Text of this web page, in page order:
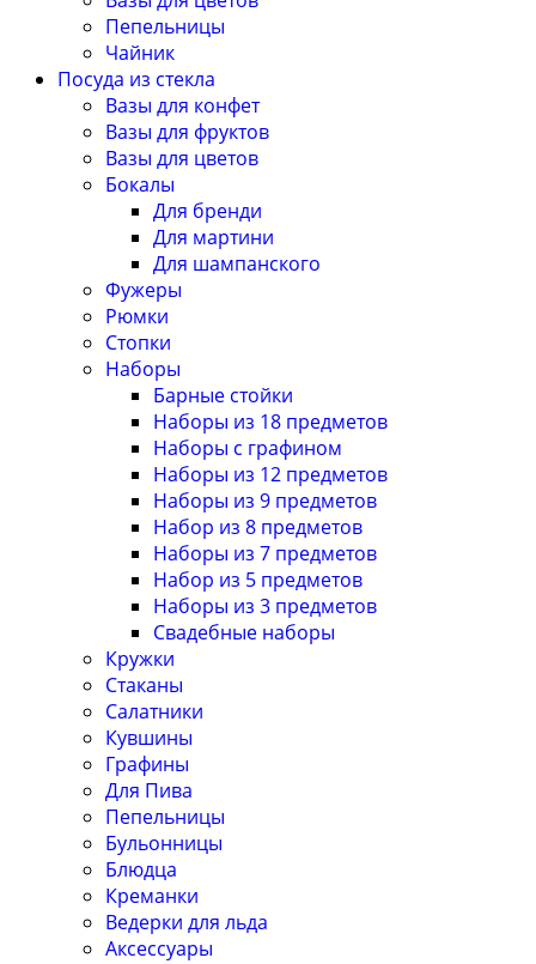
Пепельницы
Чайник
Посуда из стекла
Вазы для конфет
Вазы для фруктов
Вазы для цветов
Бокалы
Для бренди
Для мартини
Для шампанского
Фужеры
Рюмки
Стопки
Наборы
Барные стойки
Наборы из 18 предметов
Наборы с графином
Наборы из 12 предметов
Наборы из 9 предметов
Набор из 8 предметов
Наборы из 7 предметов
Набор из 5 предметов
Наборы из 3 предметов
Свадебные наборы
Кружки
Стаканы
Салатники
Кувшины
Графины
Для Пива
Пепельницы
Бульонницы
Блюдца
Креманки
Ведерки для льда
Аксессуары